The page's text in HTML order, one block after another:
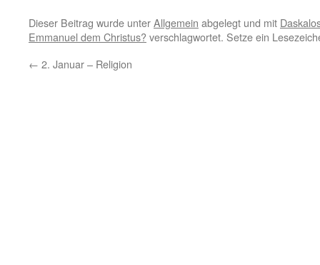
Dieser Beitrag wurde unterAllgemein abgelegt und mit
Emmanuel dem Christus? verschlagwortet. Setze ein
← 2. Januar – Religion